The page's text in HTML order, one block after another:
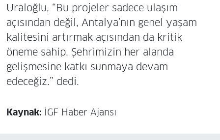
Uraloğlu, “Bu projeler sadece ulaşım
açısından değil, Antalya’nın genel yaşam
kalitesini artırmak açısından da kritik
öneme sahip. Şehrimizin her alanda
gelişmesine katkı sunmaya devam
edeceğiz.” dedi.
Kaynak: İGF Haber Ajansı